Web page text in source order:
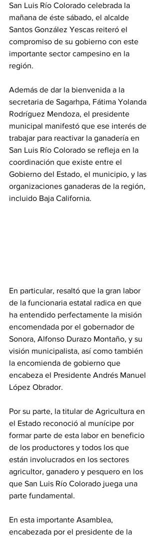
San Luis Río Colorado celebrada la
mañana de éste sábado, el alcalde
Santos González Yescas reiteró el
compromiso de su gobierno con este
importante sector campesino en la
región.
Además de dar la bienvenida a la
secretaria de Sagarhpa, Fátima Yolanda
Rodríguez Mendoza, el presidente
municipal manifestó que ese interés de
trabajar para reactivar la ganadería en
San Luis Río Colorado se refleja en la
coordinación que existe entre el
Gobierno del Estado, el municipio, y las
organizaciones ganaderas de la región,
incluido Baja California.
En particular, resaltó que la gran labor
de la funcionaria estatal radica en que
ha entendido perfectamente la misión
encomendada por el gobernador de
Sonora, Alfonso Durazo Montaño, y su
visión municipalista, así como también
la encomienda de gobierno que
encabeza el Presidente Andrés Manuel
López Obrador.
Por su parte, la titular de Agricultura en
el Estado reconoció al munícipe por
formar parte de esta labor en beneficio
de los productores y todos los que
están involucrados en los sectores
agricultor, ganadero y pesquero en los
que San Luis Río Colorado juega una
parte fundamental.
En esta importante Asamblea,
encabezada por el presidente de la